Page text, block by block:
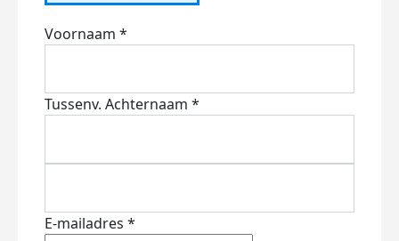
Voornaam *
Tussenv. Achternaam *
E-mailadres *